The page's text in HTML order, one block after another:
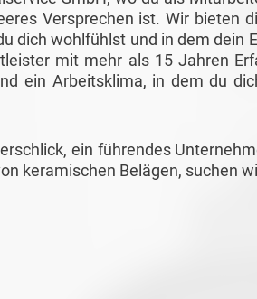
Versprechen ist. Wir bieten
dich wohlfühlst und in dem dein
mit mehr als 15 Jahren
ein Arbeitsklima, in dem du
ein führendes
keramischen Belägen, suchen